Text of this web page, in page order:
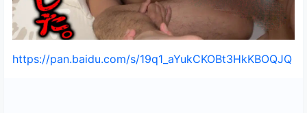
https://pan.baidu.com/s/19q1_aYukCKOBt3HkKBOQJQ